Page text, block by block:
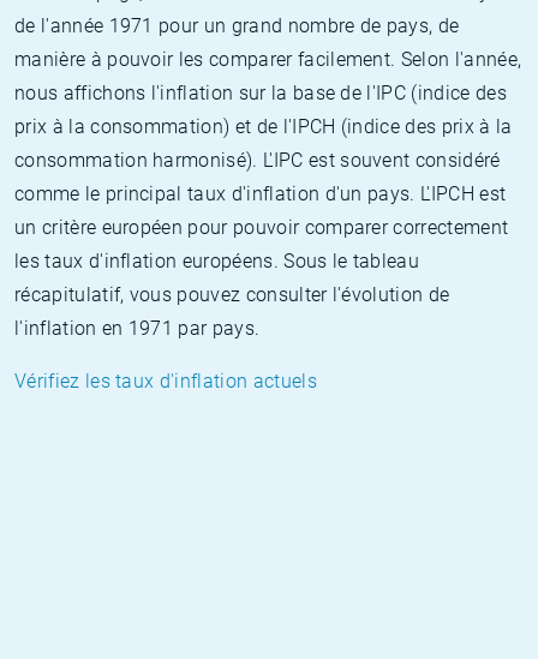
de l'année 1971 pour un grand nombre de pays, de
manière à pouvoir les comparer facilement. Selon l'année,
nous affichons l'inflation sur la base de l'IPC (indice des
prix à la consommation) et de l'IPCH (indice des prix à la
consommation harmonisé). L'IPC est souvent considéré
comme le principal taux d'inflation d'un pays. L'IPCH est
un critère européen pour pouvoir comparer correctement
les taux d'inflation européens. Sous le tableau
récapitulatif, vous pouvez consulter l'évolution de
l'inflation en 1971 par pays.
Vérifiez les taux d'inflation actuels